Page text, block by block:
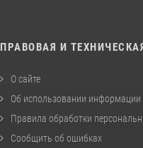
ПРАВОВАЯ И
О сайте
Об использовании информации
Правила обработки
Сообщить об ошибках